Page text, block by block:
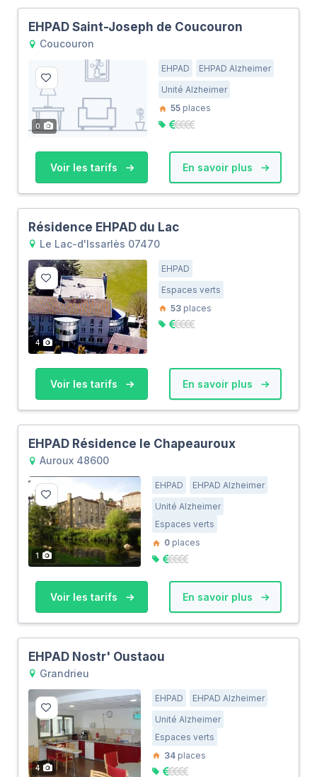
EHPAD Saint-Joseph de Coucouron
Coucouron
0
EHPAD
EHPAD Alzheimer
Unité Alzheimer
55 places
Voir les tarifs En savoir plus
Résidence EHPAD du Lac
Le Lac-d'Issarlès 07470
4
EHPAD
Espaces verts
53 places
Voir les tarifs En savoir plus
EHPAD Résidence le Chapeauroux
Auroux 48600
1
EHPAD
EHPAD Alzheimer
Unité Alzheimer
Espaces verts
0 places
Voir les tarifs En savoir plus
EHPAD Nostr' Oustaou
Grandrieu
4
EHPAD
EHPAD Alzheimer
Unité Alzheimer
Espaces verts
34 places